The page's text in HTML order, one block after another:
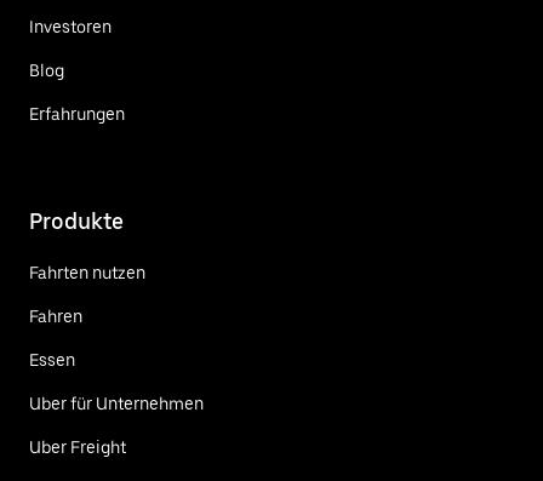
Investoren
Blog
Erfahrungen
Produkte
Fahrten nutzen
Fahren
Essen
Uber für Unternehmen
Uber Freight